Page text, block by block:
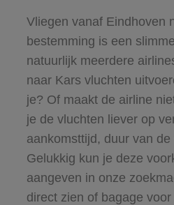
Vliegen vanaf Eindhoven
bestemming is een
natuurlijk meerdere
naar Kars vluchten
je? Of maakt de airline
je de vluchten liever op
aankomsttijd, duur van
Gelukkig kun je deze
aangeven in onze
direct zien of bagage